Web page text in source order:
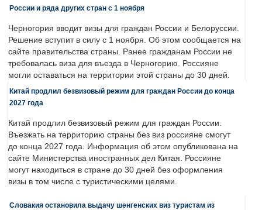
России и ряда других стран с 1 ноября
Черногория вводит визы для граждан России и Белоруссии.
Решение вступит в силу с 1 ноября. Об этом сообщается на
сайте правительства страны. Ранее гражданам России не
требовалась виза для въезда в Черногорию. Россияне
могли оставаться на территории этой страны до 30 дней.
Китай продлил безвизовый режим для граждан России до конца
2027 года
Китай продлил безвизовый режим для граждан России.
Въезжать на территорию страны без виз россияне смогут
до конца 2027 года. Информация об этом опубликована на
сайте Министерства иностранных дел Китая. Россияне
могут находиться в стране до 30 дней без оформления
визы в том числе с туристическими целями.
Словакия остановила выдачу шенгенских виз туристам из